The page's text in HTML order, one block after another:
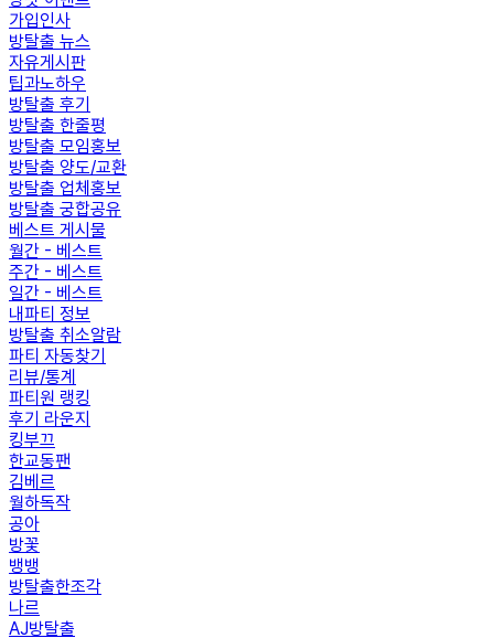
가입인사
방탈출 뉴스
자유게시판
팁과노하우
방탈출 후기
방탈출 한줄평
방탈출 모임홍보
방탈출 양도/교환
방탈출 업체홍보
방탈출 궁합공유
베스트 게시물
월간 - 베스트
주간 - 베스트
일간 - 베스트
내파티 정보
방탈출 취소알람
파티 자동찾기
리뷰/통계
파티원 랭킹
후기 라운지
킹부끄
한교동팬
김베르
월하독작
공아
방꽃
뱅뱅
방탈출한조각
나르
AJ방탈출